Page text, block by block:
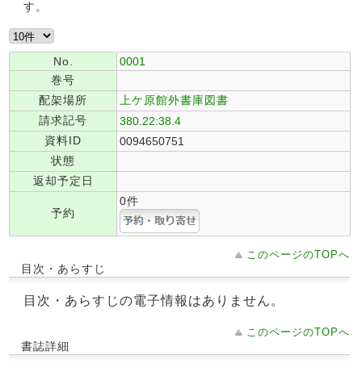
す。
No.
0001
巻号
配架場所
上ケ原館外書庫図書
請求記号
380.22:38.4
資料ID
0094650751
状態
返却予定日
予約
0件
このページのTOPへ
目次・あらすじ
目次・あらすじの電子情報はありません。
このページのTOPへ
書誌詳細